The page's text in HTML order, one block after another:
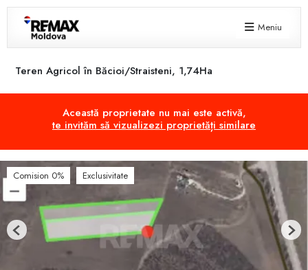
Meniu
Teren Agricol în Băcioi/Straisteni, 1,74Ha
Această proprietate nu mai este activă,
te invităm să vizualizezi proprietăți similare
Comision 0% Exclusivitate
Previous Next